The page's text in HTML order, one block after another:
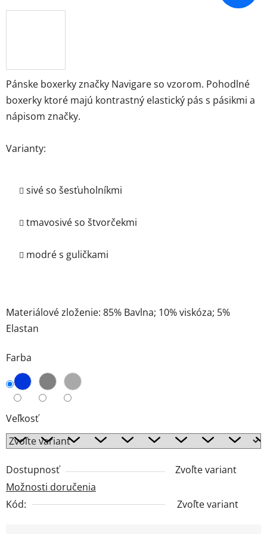
Pánske boxerky značky Navigare so vzorom. Pohodlné
boxerky ktoré majú kontrastný elastický pás s pásikmi a
nápisom značky.
Varianty:
sivé so šesťuholníkmi
tmavosivé so štvorčekmi
modré s guličkami
Materiálové zloženie: 85% Bavlna; 10% viskóza; 5%
Elastan
Farba
Veľkosť
Dostupnosť
Zvoľte variant
Možnosti doručenia
Kód:
Zvoľte variant